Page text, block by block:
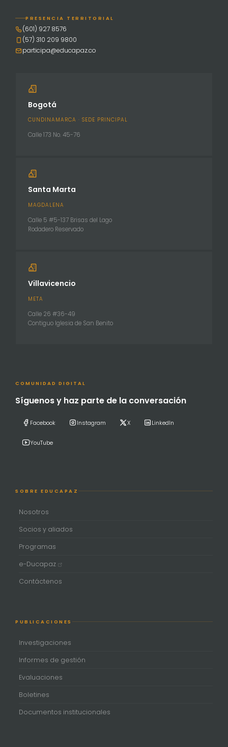
PRESENCIA TERRITORIAL
(601) 927 8576
(57) 310 209 9800
participa@educapaz.co
Bogotá
CUNDINAMARCA · SEDE PRINCIPAL
Calle 173 No. 45-76
Santa Marta
MAGDALENA
Calle 5 #5-137 Brisas del Lago
Rodadero Reservado
Villavicencio
META
Calle 26 #36-49
Contiguo Iglesia de San Benito
COMUNIDAD DIGITAL
Síguenos y haz parte de la conversación
Facebook Instagram X LinkedIn
YouTube
SOBRE EDUCAPAZ
Nosotros
Socios y aliados
Programas
e-Ducapaz
Contáctenos
PUBLICACIONES
Investigaciones
Informes de gestión
Evaluaciones
Boletines
Documentos institucionales